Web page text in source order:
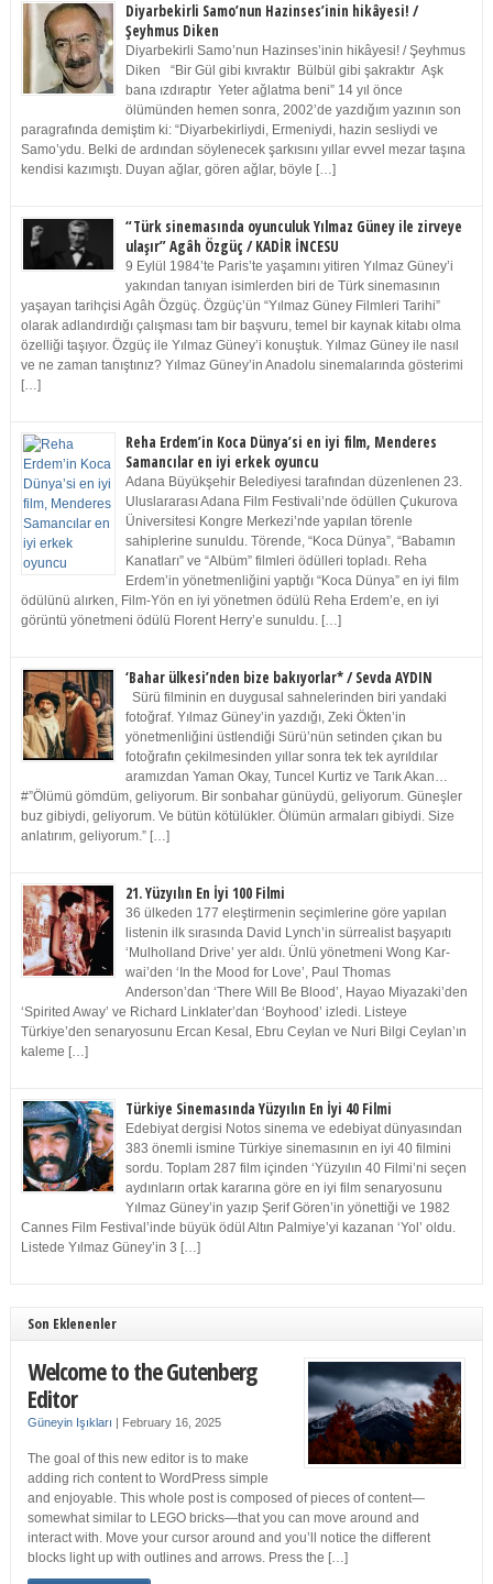
Diyarbekirli Samo’nun Hazinses’inin hikâyesi! /
Şeyhmus Diken
Diyarbekirli Samo’nun Hazinses’inin hikâyesi! / Şeyhmus
Diken “Bir Gül gibi kıvraktır Bülbül gibi şakraktır Aşk
bana ızdıraptır Yeter ağlatma beni” 14 yıl önce
ölümünden hemen sonra, 2002’de yazdığım yazının son
paragrafında demiştim ki: “Diyarbekirliydi, Ermeniydi, hazin sesliydi ve
Samo’ydu. Belki de ardından söylenecek şarkısını yıllar evvel mezar taşına
kendisi kazımıştı. Duyan ağlar, gören ağlar, böyle […]
“Türk sinemasında oyunculuk Yılmaz Güney ile zirveye
ulaşır” Agâh Özgüç / KADİR İNCESU
9 Eylül 1984’te Paris’te yaşamını yitiren Yılmaz Güney’i
yakından tanıyan isimlerden biri de Türk sinemasının
yaşayan tarihçisi Agâh Özgüç. Özgüç’ün “Yılmaz Güney Filmleri Tarihi”
olarak adlandırdığı çalışması tam bir başvuru, temel bir kaynak kitabı olma
özelliği taşıyor. Özgüç ile Yılmaz Güney’i konuştuk. Yılmaz Güney ile nasıl
ve ne zaman tanıştınız? Yılmaz Güney’in Anadolu sinemalarında gösterimi
[…]
Reha Erdem’in Koca Dünya’si en iyi film, Menderes
Samancılar en iyi erkek oyuncu
Adana Büyükşehir Belediyesi tarafından düzenlenen 23.
Uluslararası Adana Film Festivali’nde ödüllen Çukurova
Üniversitesi Kongre Merkezi’nde yapılan törenle
sahiplerine sunuldu. Törende, “Koca Dünya”, “Babamın
Kanatları” ve “Albüm” filmleri ödülleri topladı. Reha
Erdem’in yönetmenliğini yaptığı “Koca Dünya” en iyi film
ödülünü alırken, Film-Yön en iyi yönetmen ödülü Reha Erdem’e, en iyi
görüntü yönetmeni ödülü Florent Herry’e sunuldu. […]
‘Bahar ülkesi’nden bize bakıyorlar* / Sevda AYDIN
Sürü filminin en duygusal sahnelerinden biri yandaki
fotoğraf. Yılmaz Güney’in yazdığı, Zeki Ökten’in
yönetmenliğini üstlendiği Sürü’nün setinden çıkan bu
fotoğrafın çekilmesinden yıllar sonra tek tek ayrıldılar
aramızdan Yaman Okay, Tuncel Kurtiz ve Tarık Akan…
#”Ölümü gömdüm, geliyorum. Bir sonbahar günüydü, geliyorum. Güneşler
buz gibiydi, geliyorum. Ve bütün kötülükler. Ölümün armaları gibiydi. Size
anlatırım, geliyorum.” […]
21. Yüzyılın En İyi 100 Filmi
36 ülkeden 177 eleştirmenin seçimlerine göre yapılan
listenin ilk sırasında David Lynch’in sürrealist başyapıtı
‘Mulholland Drive’ yer aldı. Ünlü yönetmeni Wong Kar-
wai’den ‘In the Mood for Love’, Paul Thomas
Anderson’dan ‘There Will Be Blood’, Hayao Miyazaki’den
‘Spirited Away’ ve Richard Linklater’dan ‘Boyhood’ izledi. Listeye
Türkiye’den senaryosunu Ercan Kesal, Ebru Ceylan ve Nuri Bilgi Ceylan’ın
kaleme […]
Türkiye Sinemasında Yüzyılın En İyi 40 Filmi
Edebiyat dergisi Notos sinema ve edebiyat dünyasından
383 önemli ismine Türkiye sinemasının en iyi 40 filmini
sordu. Toplam 287 film içinden ‘Yüzyılın 40 Filmi’ni seçen
aydınların ortak kararına göre en iyi film senaryosunu
Yılmaz Güney’in yazıp Şerif Gören’in yönettiği ve 1982
Cannes Film Festival’inde büyük ödül Altın Palmiye’yi kazanan ‘Yol’ oldu.
Listede Yılmaz Güney’in 3 […]
Son Eklenenler
Welcome to the Gutenberg
Editor
Güneyin Işıkları | February 16, 2025
The goal of this new editor is to make
adding rich content to WordPress simple
and enjoyable. This whole post is composed of pieces of content—
somewhat similar to LEGO bricks—that you can move around and
interact with. Move your cursor around and you’ll notice the different
blocks light up with outlines and arrows. Press the […]